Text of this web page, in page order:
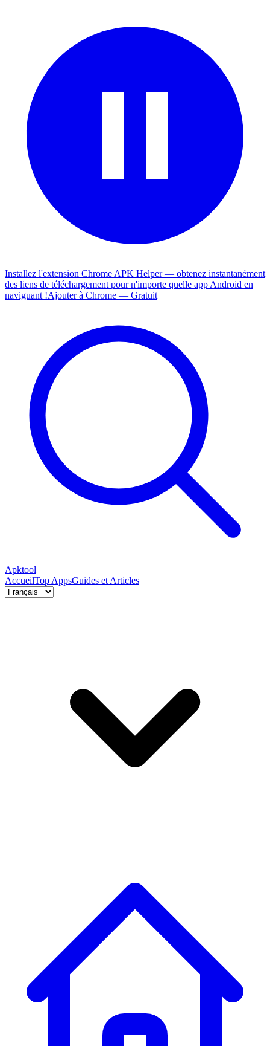
Installez l'extension Chrome APK Helper — obtenez instantanément
des liens de téléchargement pour n'importe quelle app Android en
naviguant !Ajouter à Chrome — Gratuit
Apktool
AccueilTop AppsGuides et Articles